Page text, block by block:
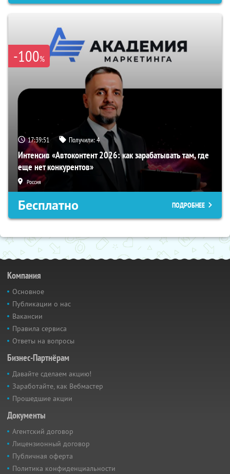
-100%
17:39:50 Получили:4
Интенсив «Автоконтент 2026: как зарабатывать там, где
еще нет конкурентов»
Россия
Бесплатно ПОДРОБНЕЕ
Компания
Основное
Публикации о нас
Вакансии
Правила сервиса
Ответы на вопросы
Бизнес-Партнёрам
Давайте сделаем акцию!
Заработайте, как Вебмастер
Прошедшие акции
Документы
Агентский договор
Лицензионный договор
Публичная оферта
Политика конфиденциальности